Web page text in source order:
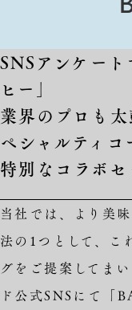
SNSアンケー
ヒー」
業界のプロも
ペシャルティ
特別なコラボセ
当社では、より美
法の1つとして、こ
グをご提案してま
ド公式SNSにて「